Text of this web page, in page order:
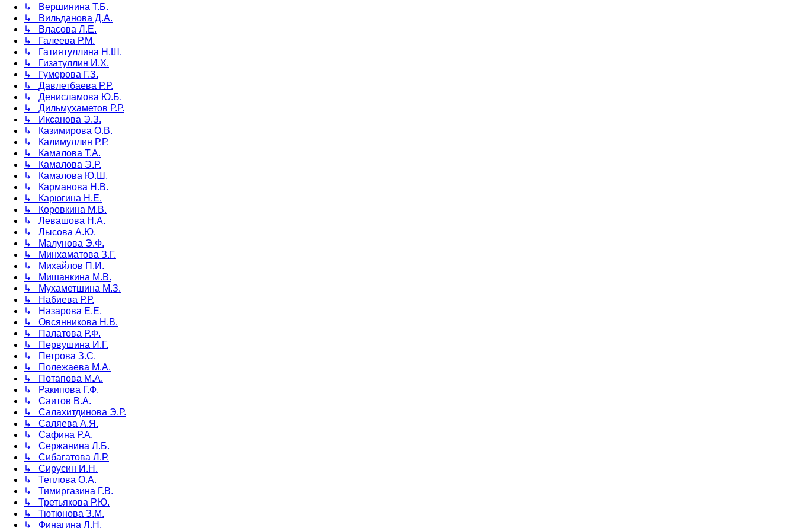
↳ Вершинина Т.Б.
↳ Вильданова Д.А.
↳ Власова Л.Е.
↳ Галеева Р.М.
↳ Гатиятуллина Н.Ш.
↳ Гизатуллин И.Х.
↳ Гумерова Г.З.
↳ Давлетбаева Р.Р.
↳ Денисламова Ю.Б.
↳ Дильмухаметов Р.Р.
↳ Иксанова Э.З.
↳ Казимирова О.В.
↳ Калимуллин Р.Р.
↳ Камалова Т.А.
↳ Камалова Э.Р.
↳ Камалова Ю.Ш.
↳ Карманова Н.В.
↳ Карюгина Н.Е.
↳ Коровкина М.В.
↳ Левашова Н.А.
↳ Лысова А.Ю.
↳ Малунова Э.Ф.
↳ Минхаматова З.Г.
↳ Михайлов П.И.
↳ Мишанкина М.В.
↳ Мухаметшина М.З.
↳ Набиева Р.Р.
↳ Назарова Е.Е.
↳ Овсянникова Н.В.
↳ Палатова Р.Ф.
↳ Первушина И.Г.
↳ Петрова З.С.
↳ Полежаева М.А.
↳ Потапова М.А.
↳ Ракипова Г.Ф.
↳ Саитов В.А.
↳ Салахитдинова Э.Р.
↳ Саляева А.Я.
↳ Сафина Р.А.
↳ Сержанина Л.Б.
↳ Сибагатова Л.Р.
↳ Сирусин И.Н.
↳ Теплова О.А.
↳ Тимиргазина Г.В.
↳ Третьякова Р.Ю.
↳ Тютюнова З.М.
↳ Финагина Л.Н.